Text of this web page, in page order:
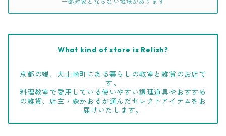
What kind of store is Relish?
京都の端、大山崎町にある暮らしの教室と雑貨のお店で
す。
料理教室で愛用している使いやすい調理道具やおすすめ
の雑貨、店主・森かおるが選んだセレクトアイテムをお
届けいたします。